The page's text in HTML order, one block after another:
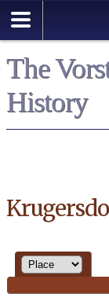
The
History